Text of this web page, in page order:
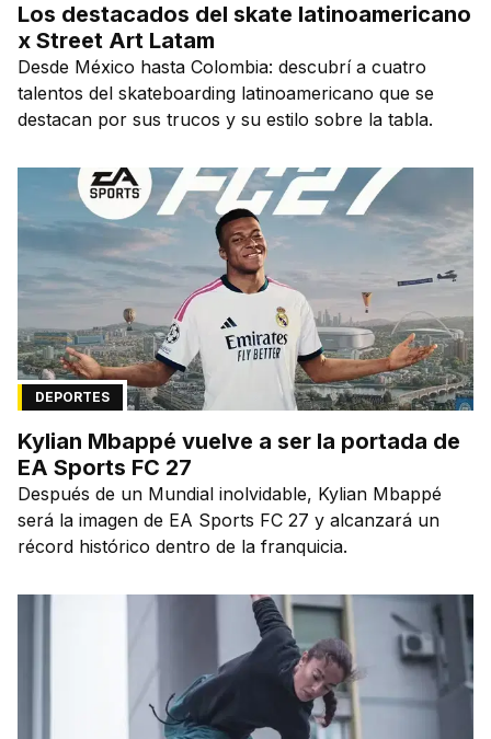
Los destacados del skate latinoamericano
x Street Art Latam
Desde México hasta Colombia: descubrí a cuatro
talentos del skateboarding latinoamericano que se
destacan por sus trucos y su estilo sobre la tabla.
DEPORTES
Kylian Mbappé vuelve a ser la portada de
EA Sports FC 27
Después de un Mundial inolvidable, Kylian Mbappé
será la imagen de EA Sports FC 27 y alcanzará un
récord histórico dentro de la franquicia.